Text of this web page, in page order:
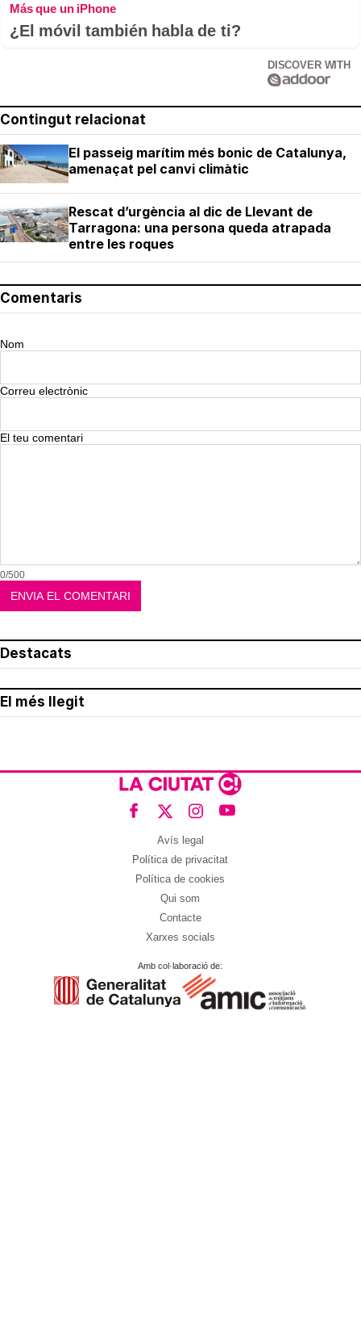
Más que un iPhone
¿El móvil también habla de ti?
DISCOVER WITH
Contingut relacionat
El passeig marítim més bonic de Catalunya,
amenaçat pel canvi climàtic
Rescat d’urgència al dic de Llevant de
Tarragona: una persona queda atrapada
entre les roques
Comentaris
Nom
Correu electrònic
El teu comentari
0/500
Destacats
El més llegit
Avís legal
Política de privacitat
Política de cookies
Qui som
Contacte
Xarxes socials
Amb col·laboració de: